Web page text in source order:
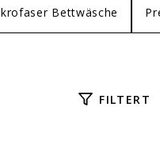
Bettwäsche
FILTERT